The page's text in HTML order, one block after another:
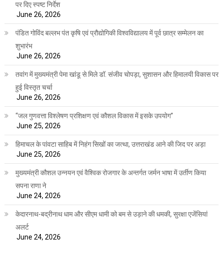
पर दिए स्पष्ट निर्देश
June 26, 2026
पंडित गोविंद बल्लभ पंत कृषि एवं प्रौद्योगिकी विश्वविद्यालय में पूर्व छात्र सम्मेलन का
शुभारंभ
June 26, 2026
तवांग में मुख्यमंत्री पेमा खांडू से मिले डॉ. संजीव चोपड़ा, सुशासन और हिमालयी विकास पर
हुई विस्तृत चर्चा
June 26, 2026
“जल गुणवत्ता विश्लेषण प्रशिक्षण एवं कौशल विकास में इसके उपयोग”
June 25, 2026
हिमाचल के पांवटा साहिब में निहंग सिखों का जत्था, उत्तराखंड आने की जिद पर अड़ा
June 25, 2026
मुख्यमंत्री कौशल उन्नयन एवं वैश्विक रोजगार के अन्तर्गत जर्मन भाषा में उर्तीण किया
सपना राणा ने
June 24, 2026
केदारनाथ-बद्रीनाथ धाम और सीएम धामी को बम से उड़ाने की धमकी, सुरक्षा एजेंसियां
अलर्ट
June 24, 2026